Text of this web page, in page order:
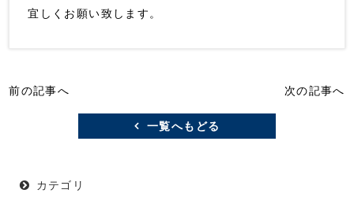
宜しくお願い致します。
前の記事へ 次の記事へ
一覧へもどる
カテゴリ